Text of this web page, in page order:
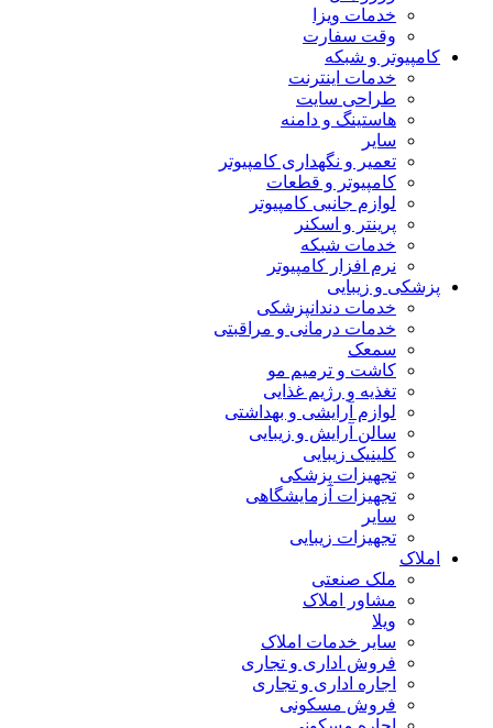
خدمات ویزا
وقت سفارت
کامپیوتر و شبکه
خدمات اینترنت
طراحی سایت
هاستینگ و دامنه
سایر
تعمیر و نگهداری کامپیوتر
کامپیوتر و قطعات
لوازم جانبی کامپیوتر
پرینتر و اسکنر
خدمات شبکه
نرم افزار کامپیوتر
پزشکی و زیبایی
خدمات دندانپزشکی
خدمات درمانی و مراقبتی
سمعک
کاشت و ترمیم مو
تغذیه و رژیم غذایی
لوازم آرایشی و بهداشتی
سالن آرایش و زیبایی
کلینیک زیبایی
تجهیزات پزشکی
تجهیزات آزمایشگاهی
سایر
تجهیزات زیبایی
املاک
ملک صنعتی
مشاور املاک
ویلا
سایر خدمات املاک
فروش اداری و تجاری
اجاره اداری و تجاری
فروش مسکونی